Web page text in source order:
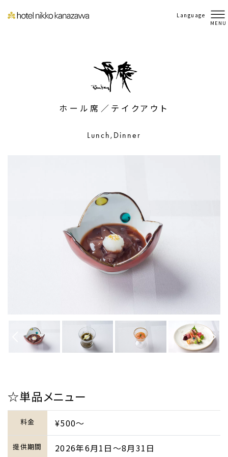
Language
MENU
ホール席／テイクアウト
Lunch,Dinner
☆単品メニュー
料金 ¥500～
提供期間 2026年6月1日～8月31日